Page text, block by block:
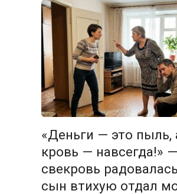
«Деньги — это пыль,
кровь — навсегда!» —
свекровь
сын втихую отдал